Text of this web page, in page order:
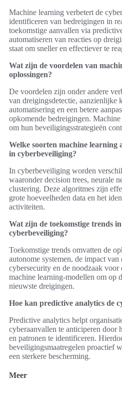
Machine learning verbetert de
identificeren van bedreigingen in
toekomstige aanvallen via
automatiseren van reacties op
staat om sneller en effectiever te
Wat zijn de voordelen van
oplossingen?
De voordelen zijn onder andere
van dreigingsdetectie, aanzienlijke
automatisering en een betere
opkomende bedreigingen.
om hun beveiligingsstrategieën
Welke soorten machine
in cyberbeveiliging?
In cyberbeveiliging worden
waaronder decision trees, neurale
clustering. Deze algoritmes zijn
grote hoeveelheden data en het
activiteiten.
Wat zijn de toekomstige trends
cyberbeveiliging?
Toekomstige trends omvatten de
autonome systemen, de impact
cybersecurity en de noodzaak
machine learning-modellen om op
nieuwste dreigingen.
Hoe kan predictive analytics de
Predictive analytics helpt
cyberaanvallen te anticiperen door
en patronen te identificeren.
beveiligingsmaatregelen proactief
een sterkere bescherming.
Meer